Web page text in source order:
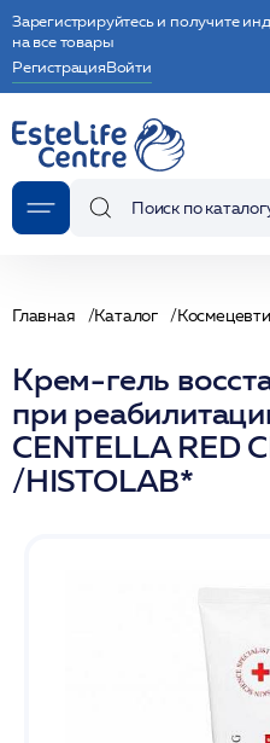
Зарегистрируйтесь и получите
на все товары
РегистрацияВойти
Главная Каталог
Крем-гель
при
CENTELLA RED
/HISTOLAB*